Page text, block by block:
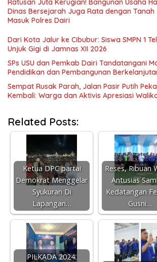
Ratusan Juta Kerugian! Bangunan Usaha
Dinas Bersejarah Juga Rata dengan
Masuk Polres Dairi
Dari Kota Jalur ke Cibubur: Siswa SMPN 1
Unjuk Gigi di Jamnas XII 2026
SPs USU dan Pemkab Dairi Tandatangani
Pendidikan dan Pembangunan
Sempat Rusak Parah, Jalan Pasir Putih
Kembali: Warga dan Aktivis Apresiasi
Related Posts:
Ketua DPC partai
Demokrat Menggelar
Syukuran Di
Lapangan…
Reses, Ribuan
Antusias
Kedatangan
Gusni…
PILKADA 2024: